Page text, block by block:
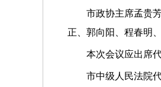
市政协主席孟贵
正、郭向阳、程春明
本次会议应出席
市中级人民法院